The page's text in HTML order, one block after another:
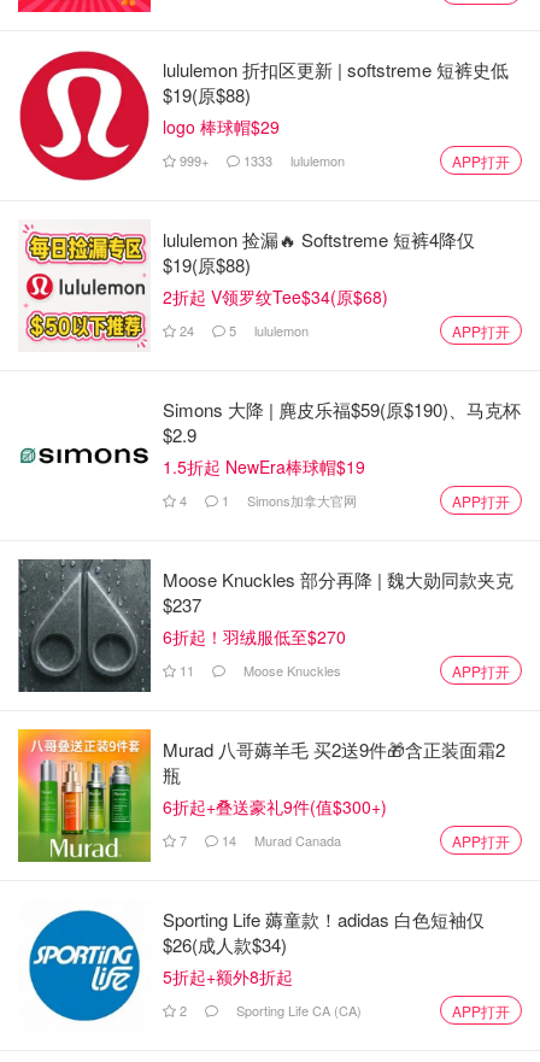
图片来自于@bbc ，版权属于原作者
🕯️🕯️🕯️
来源：bbc 封面：bbc
「该长文章来自@省钱君-北美省钱快报，版权归原作者所
有」
lululemon 折扣区更新 | softstreme 短裤史低
$19(原$88)
logo 棒球帽$29
999+ 1333 lululemon APP打开
lululemon 捡漏🔥 Softstreme 短裤4降仅
$19(原$88)
2折起 V领罗纹Tee$34(原$68)
24 5 lululemon APP打开
Simons 大降 | 麂皮乐福$59(原$190)、马克杯
$2.9
1.5折起 NewEra棒球帽$19
4 1 Simons加拿大官网 APP打开
Moose Knuckles 部分再降 | 魏大勋同款夹克
$237
6折起！羽绒服低至$270
11 Moose Knuckles APP打开
Murad 八哥薅羊毛 买2送9件🎁含正装面霜2
瓶
6折起+叠送豪礼9件(值$300+)
7 14 Murad Canada APP打开
Sporting Life 薅童款！adidas 白色短袖仅
$26(成人款$34)
5折起+额外8折起
2 Sporting Life CA (CA) APP打开